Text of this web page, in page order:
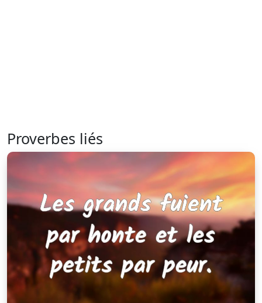
Proverbes liés